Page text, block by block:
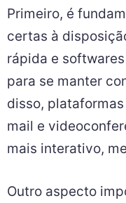
Primeiro, é
certas à
rápida e
para se manter
disso,
mail e
mais interativo,
Outro aspecto